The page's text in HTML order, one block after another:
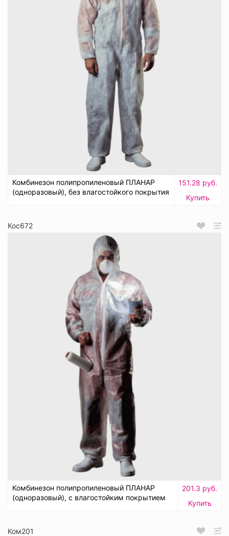
Комбинезон полипропиленовый ПЛАНАР
(одноразовый), без влагостойкого покрытия
151.28 руб.
Купить
Кос672
Комбинезон полипропиленовый ПЛАНАР
(одноразовый), с влагостойким покрытием
201.3 руб.
Купить
Ком201